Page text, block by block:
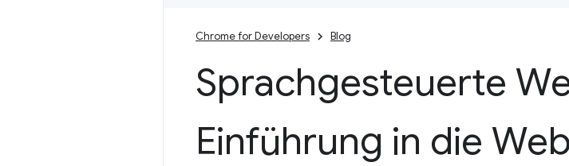
Chrome for Developers Blog
Sprachgesteuerte
Einführung in die